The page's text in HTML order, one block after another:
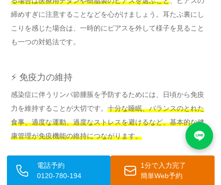
締めすぎに注意することなどを心がけましょう。耳たぶ裏にし
こりを感じた場合は、一時的にピアスを外して様子を見ること
も一つの対処法です。
⚡ 免疫力の維持
感染症に伴うリンパ節腫脹を予防するためには、日頃から免疫
力を維持することが大切です。 十分な睡眠、バランスのとれた
食事、適度な運動、過度なストレスを避けるなど、基本的な健
康管理が免疫機能の維持につながります。
🌟 定期的な観察の重要性
電話予約
0120-780-194
1分で入力完了
簡単Web予約